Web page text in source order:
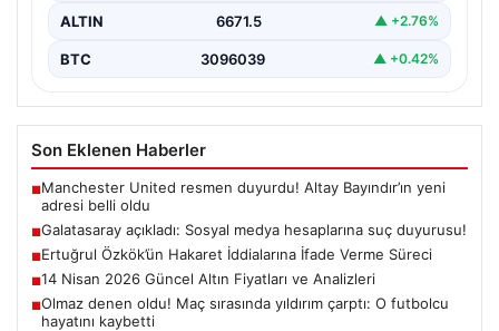
ALTIN 6671.5 ▲ +2.76%
BTC 3096039 ▲ +0.42%
Son Eklenen Haberler
■Manchester United resmen duyurdu! Altay Bayındır’ın yeni
adresi belli oldu
■Galatasaray açıkladı: Sosyal medya hesaplarına suç duyurusu!
■Ertuğrul Özkök’ün Hakaret İddialarına İfade Verme Süreci
■14 Nisan 2026 Güncel Altın Fiyatları ve Analizleri
■Olmaz denen oldu! Maç sırasında yıldırım çarptı: O futbolcu
hayatını kaybetti